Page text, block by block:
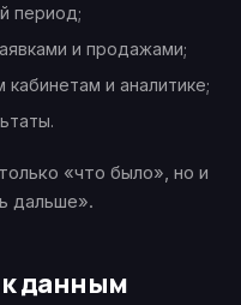
период;
и продажами;
и аналитике;
«что было», но и
дальше».
к данным